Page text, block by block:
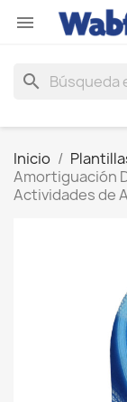

search
Inicio
Amortiguación
Actividades de